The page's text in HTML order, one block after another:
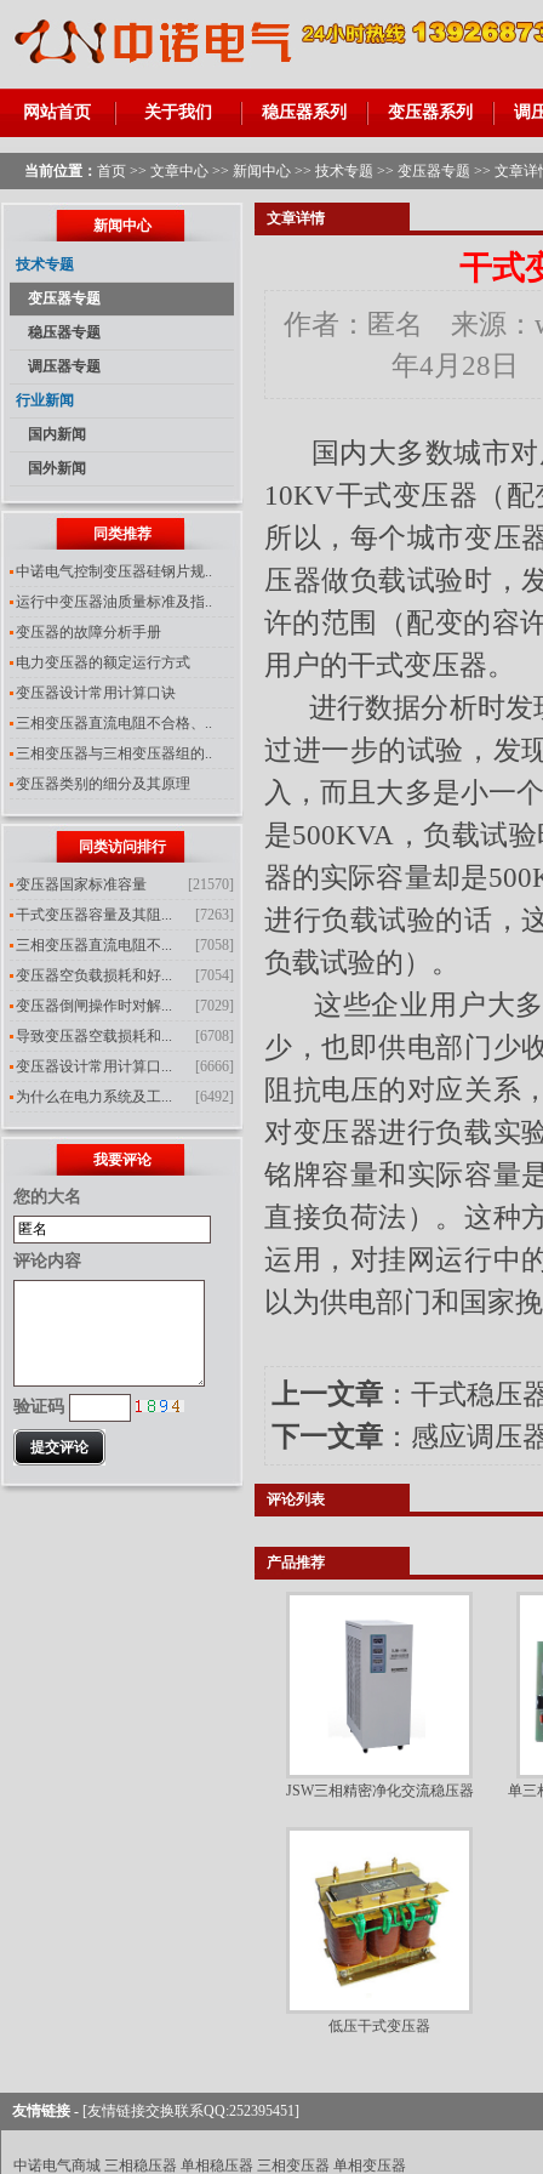
网站首页 关于我们 稳压器系列 变压器系列 调
当前位置： 首页 >> 文章中心 >> 新闻中心 >> 技术专题 >> 变压器专题 >> 文章详
新闻中心
技术专题
变压器专题
稳压器专题
调压器专题
行业新闻
国内新闻
国外新闻
同类推荐
中诺电气控制变压器硅钢片规..
运行中变压器油质量标准及指..
变压器的故障分析手册
电力变压器的额定运行方式
变压器设计常用计算口诀
三相变压器直流电阻不合格、..
三相变压器与三相变压器组的..
变压器类别的细分及其原理
同类访问排行
[21570]
变压器国家标准容量
[7263]
干式变压器容量及其阻...
[7058]
三相变压器直流电阻不...
[7054]
变压器空负载损耗和好...
[7029]
变压器倒闸操作时对解...
[6708]
导致变压器空载损耗和...
[6666]
变压器设计常用计算口...
[6492]
为什么在电力系统及工...
我要评论
您的大名
评论内容
验证码
文章详情
干式
作者：匿名 来源：
年4月28日
国内大多数城市对
10KV干式变压器 （
所以，每个城市变压
压器做负载试验时，
许的范围（配变的容
用户的干式变压器。
进行数据分析时发
过进一步的试验，发
入，而且大多是小一
是500KVA，负载试
器的实际容量却是
进行负载试验的话，
负载试验的）。
这些企业用户大多
少，也即供电部门少
阻抗电压的对应关系
对变压器进行负载实
铭牌容量和实际容量
直接负荷法）。这种
运用，对挂网运行中
以为供电部门和国家
上一文章 ： 干式稳压
下一文章 ： 感应调压
评论列表
产品推荐
JSW三相精密净化交流稳压器 单三
低压干式变压器
友情链接 - [友情链接交换联系QQ:252395451]
中诺电气商城 三相稳压器 单相稳压器 三相变压器 单相变压器